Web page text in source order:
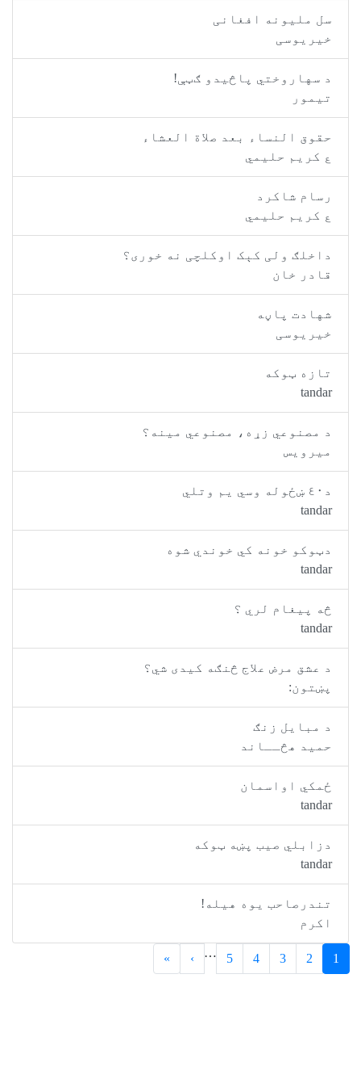
سل ملیونه افغانی
خیریوسی
د سهاروختي پاڅیدو ګټې!
تيمور
حقوق النساء بعد صلاة العشاء
ع کريم حليمي
رسام شاکرد
ع کريم حليمي
داخلګ ولی کېک اوکلچی نه خوری؟
قادر خان
شهادت پاڼه
خیریوسی
تازه ټوکه
tandar
د مصنوعي زړه، مصنوعي مینه؟
میرویس
د٤٠ ښځوله وسي يم وتلي
tandar
دټوکو خونه کي خوندي شوه
tandar
څه پيغام لري ؟
tandar
د عشق مرض علاج څنګه کیدی شي؟
پښتون:
د مبایل زنګ
حمید هڅــاند
ځمکي اواسمان
tandar
دزابلي صيب پښه ټوکه
tandar
تندرصاحب یوه هیله!
اکرم
1
2
3
4
5
…
›
»